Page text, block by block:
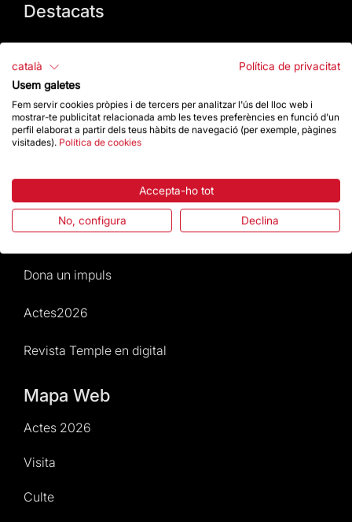
Destacats
La Fundació
Preguntes freqüents
Atenció al Visitant
Notícies i Actualitat
Agenda
Dona un impuls
Actes2026
Revista Temple en digital
Mapa Web
Actes 2026
Visita
Culte
català
Política de privacitat
Usem galetes
Fem servir cookies pròpies i de tercers per analitzar l'ús del lloc web i
mostrar-te publicitat relacionada amb les teves preferències en funció d'un
perfil elaborat a partir dels teus hàbits de navegació (per exemple, pàgines
visitades). Política de cookies
Accepta-ho tot
No, configura Declina